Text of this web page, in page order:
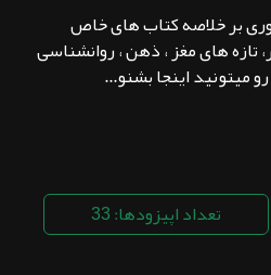
بر خلاصه کتاب های خاص
تازه های مغز ، ذهن ، روانشناسی
میتونید اینجا بشنو...
تعداد اپیزودها: 33